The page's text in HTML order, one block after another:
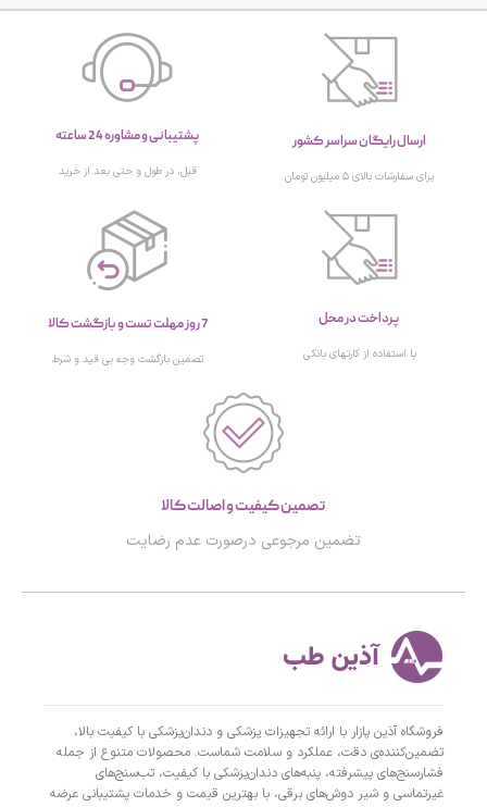
ارسال رایگان سراسر کشور
برای سفارشات بالای ۵ میلیون تومان
پشتیبانی و مشاوره 24 ساعته
قبل، در طول و حتی بعد از خرید
پرداخت در محل
با استفاده از کارتهای بانکی
7 روز مهلت تست و بازگشت کالا
تصمین بازگشت وجه بی قید و شرط
تصمین کیفیت و اصالت کالا
تضمین مرجوعی درصورت عدم رضایت
فروشگاه آذین پازار با ارائه تجهیزات پزشکی و دندان‌پزشکی با کیفیت بالا،
تضمین‌کننده‌ی دقت، عملکرد و سلامت شماست. محصولات متنوع از جمله
فشارسنج‌های پیشرفته، پنبه‌های دندان‌پزشکی با کیفیت، تب‌سنج‌های
غیرتماسی و شیر دوش‌های برقی، با بهترین قیمت و خدمات پشتیبانی عرضه